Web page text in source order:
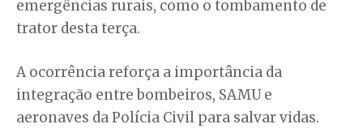
emergências rurais, como o tombamento de
trator desta terça.
A ocorrência reforça a importância da
integração entre bombeiros, SAMU e
aeronaves da Polícia Civil para salvar vidas.